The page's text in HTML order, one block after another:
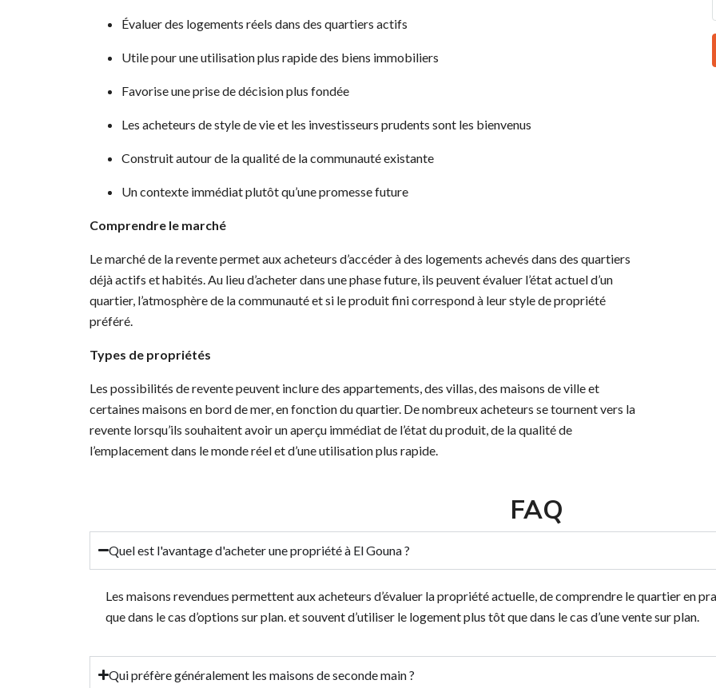
Évaluer des logements réels dans des quartiers actifs
Utile pour une utilisation plus rapide des biens immobiliers
Favorise une prise de décision plus fondée
Les acheteurs de style de vie et les investisseurs prudents sont les bienvenus
Construit autour de la qualité de la communauté existante
Un contexte immédiat plutôt qu’une promesse future
Comprendre le marché
Le marché de la revente permet aux acheteurs d’accéder à des logements achevés dans des quartiers
déjà actifs et habités. Au lieu d’acheter dans une phase future, ils peuvent évaluer l’état actuel d’un
quartier, l’atmosphère de la communauté et si le produit fini correspond à leur style de propriété
préféré.
Types de propriétés
Les possibilités de revente peuvent inclure des appartements, des villas, des maisons de ville et
certaines maisons en bord de mer, en fonction du quartier. De nombreux acheteurs se tournent vers la
revente lorsqu’ils souhaitent avoir un aperçu immédiat de l’état du produit, de la qualité de
l’emplacement dans le monde réel et d’une utilisation plus rapide.
FAQ
Quel est l'avantage d'acheter une propriété à El Gouna ?
Les maisons revendues permettent aux acheteurs d’évaluer la propriété actuelle, de comprendre le quartier en
que dans le cas d’options sur plan. et souvent d’utiliser le logement plus tôt que dans le cas d’une vente sur plan.
Qui préfère généralement les maisons de seconde main ?